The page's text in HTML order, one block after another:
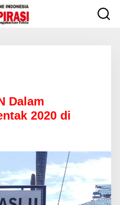
Dalam
2020 di